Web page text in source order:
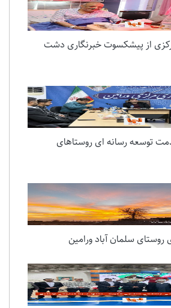
از پیشکسوت خبرنگاری دشت
توسعه رسانه ای روستاهای
روستای سلمان آباد ورامین